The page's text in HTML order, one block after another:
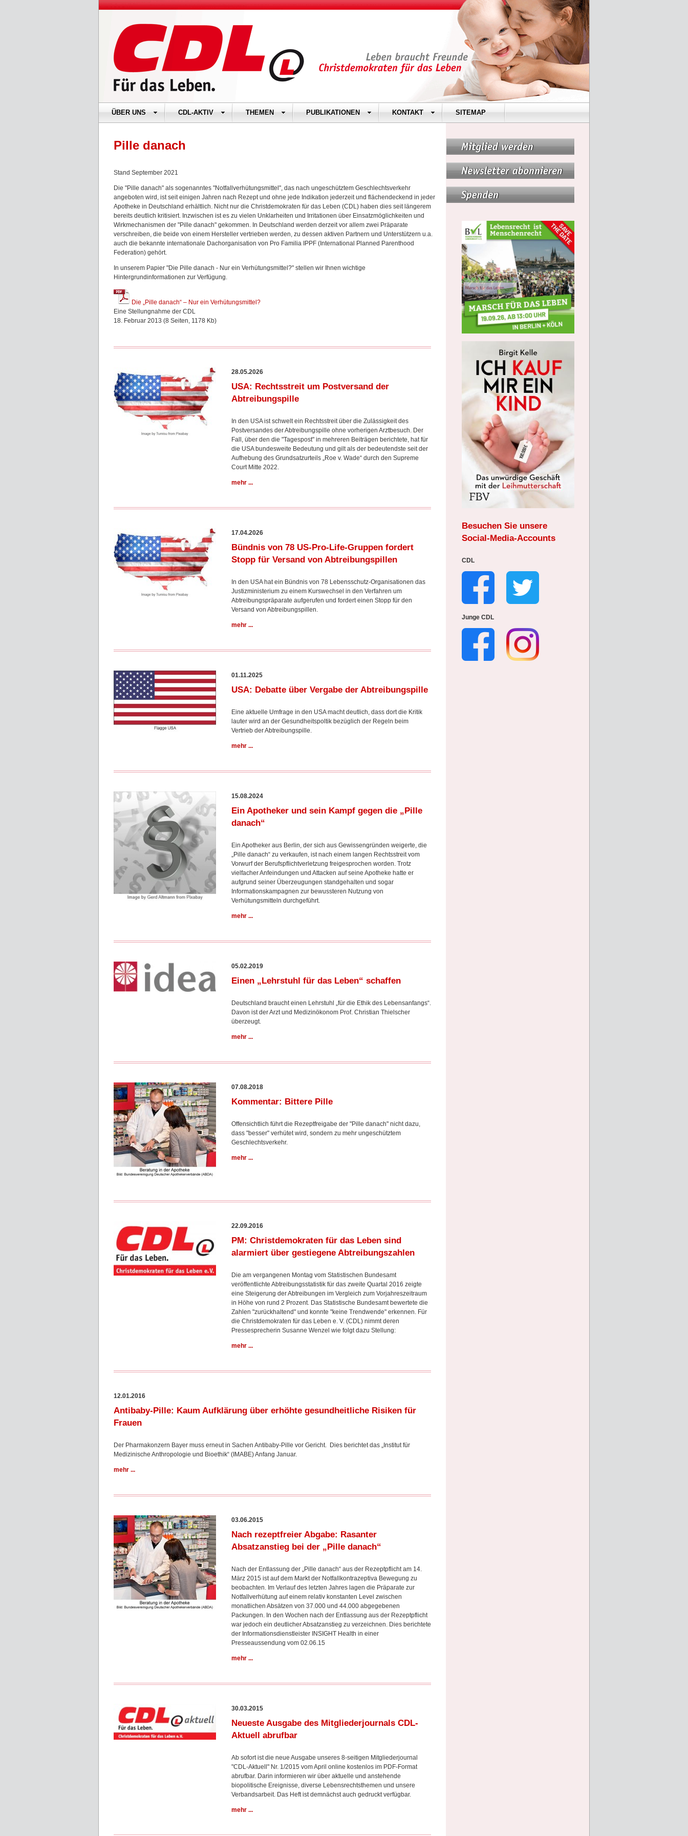
ÜBER UNS CDL-AKTIV THEMEN PUBLIKATIONEN KONTAKT SITEMAP
Pille danach
Stand September 2021
Die "Pille danach" als sogenanntes "Notfallverhütungsmittel", das nach ungeschütztem Geschlechtsverkehr
angeboten wird, ist seit einigen Jahren nach Rezept und ohne jede Indikation jederzeit und flächendeckend in jeder
Apotheke in Deutschland erhältlich. Nicht nur die Christdemokraten für das Leben (CDL) haben dies seit längerem
bereits deutlich kritisiert. Inzwischen ist es zu vielen Unklarheiten und Irritationen über Einsatzmöglichkeiten und
Wirkmechanismen der "Pille danach" gekommen. In Deutschland werden derzeit vor allem zwei Präparate
verschreiben, die beide von einem Hersteller vertrieben werden, zu dessen aktiven Partnern und Unterstützern u.a.
auch die bekannte internationale Dachorganisation von Pro Familia IPPF (International Planned Parenthood
Federation) gehört.
In unserem Papier "Die Pille danach - Nur ein Verhütungsmittel?" stellen wir Ihnen wichtige
Hintergrundinformationen zur Verfügung.
Die „Pille danach“ – Nur ein Verhütungsmittel?
Eine Stellungnahme der CDL
18. Februar 2013 (8 Seiten, 1178 Kb)
28.05.2026
USA: Rechtsstreit um Postversand der
Abtreibungspille
In den USA ist schwelt ein Rechtsstreit über die Zulässigkeit des
Postversandes der Abtreibungspille ohne vorherigen Arztbesuch. Der
Fall, über den die "Tagespost" in mehreren Beiträgen berichtete, hat für
die USA bundesweite Bedeutung und gilt als der bedeutendste seit der
Aufhebung des Grundsatzurteils „Roe v. Wade“ durch den Supreme
Court Mitte 2022.
mehr ...
17.04.2026
Bündnis von 78 US-Pro-Life-Gruppen fordert
Stopp für Versand von Abtreibungspillen
In den USA hat ein Bündnis von 78 Lebensschutz-Organisationen das
Justizministerium zu einem Kurswechsel in den Verfahren um
Abtreibungspräparate aufgerufen und fordert einen Stopp für den
Versand von Abtreibungspillen.
mehr ...
01.11.2025
USA: Debatte über Vergabe der Abtreibungspille
Eine aktuelle Umfrage in den USA macht deutlich, dass dort die Kritik
lauter wird an der Gesundheitspoltik bezüglich der Regeln beim
Vertrieb der Abtreibungspille.
mehr ...
15.08.2024
Ein Apotheker und sein Kampf gegen die „Pille
danach“
Ein Apotheker aus Berlin, der sich aus Gewissengründen weigerte, die
„Pille danach“ zu verkaufen, ist nach einem langen Rechtsstreit vom
Vorwurf der Berufspflichtverletzung freigesprochen worden. Trotz
vielfacher Anfeindungen und Attacken auf seine Apotheke hatte er
aufgrund seiner Überzeugungen standgehalten und sogar
Informationskampagnen zur bewussteren Nutzung von
Verhütungsmitteln durchgeführt.
mehr ...
05.02.2019
Einen „Lehrstuhl für das Leben“ schaffen
Deutschland braucht einen Lehrstuhl „für die Ethik des Lebensanfangs“.
Davon ist der Arzt und Medizinökonom Prof. Christian Thielscher
überzeugt.
mehr ...
07.08.2018
Kommentar: Bittere Pille
Offensichtlich führt die Rezeptfreigabe der "Pille danach" nicht dazu,
dass "besser" verhütet wird, sondern zu mehr ungeschütztem
Geschlechtsverkehr.
mehr ...
22.09.2016
PM: Christdemokraten für das Leben sind
alarmiert über gestiegene Abtreibungszahlen
Die am vergangenen Montag vom Statistischen Bundesamt
veröffentlichte Abtreibungsstatistik für das zweite Quartal 2016 zeigte
eine Steigerung der Abtreibungen im Vergleich zum Vorjahreszeitraum
in Höhe von rund 2 Prozent. Das Statistische Bundesamt bewertete die
Zahlen "zurückhaltend" und konnte "keine Trendwende" erkennen. Für
die Christdemokraten für das Leben e. V. (CDL) nimmt deren
Pressesprecherin Susanne Wenzel wie folgt dazu Stellung:
mehr ...
12.01.2016
Antibaby-Pille: Kaum Aufklärung über erhöhte gesundheitliche Risiken für
Frauen
Der Pharmakonzern Bayer muss erneut in Sachen Antibaby-Pille vor Gericht. Dies berichtet das „Institut für
Medizinische Anthropologie und Bioethik“ (IMABE) Anfang Januar.
mehr ...
03.06.2015
Nach rezeptfreier Abgabe: Rasanter
Absatzanstieg bei der „Pille danach“
Nach der Entlassung der „Pille danach“ aus der Rezeptpflicht am 14.
März 2015 ist auf dem Markt der Notfallkontrazeptiva Bewegung zu
beobachten. Im Verlauf des letzten Jahres lagen die Präparate zur
Notfallverhütung auf einem relativ konstanten Level zwischen
monatlichen Absätzen von 37.000 und 44.000 abgegebenen
Packungen. In den Wochen nach der Entlassung aus der Rezeptpflicht
war jedoch ein deutlicher Absatzanstieg zu verzeichnen. Dies berichtete
der Informationsdienstleister INSIGHT Health in einer
Presseaussendung vom 02.06.15
mehr ...
30.03.2015
Neueste Ausgabe des Mitgliederjournals CDL-
Aktuell abrufbar
Ab sofort ist die neue Ausgabe unseres 8-seitigen Mitgliederjournal
"CDL-Aktuell" Nr. 1/2015 vom April online kostenlos im PDF-Format
abrufbar. Darin informieren wir über aktuelle und anstehende
biopolitische Ereignisse, diverse Lebensrechtsthemen und unsere
Verbandsarbeit. Das Heft ist demnächst auch gedruckt verfügbar.
mehr ...
Besuchen Sie unsere
Social-Media-Accounts
CDL
Junge CDL